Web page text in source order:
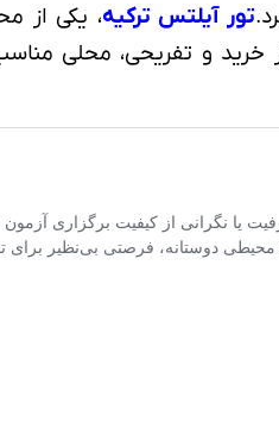
تور آیلتس ترکیه، یکی از
و تفریحی، محلی